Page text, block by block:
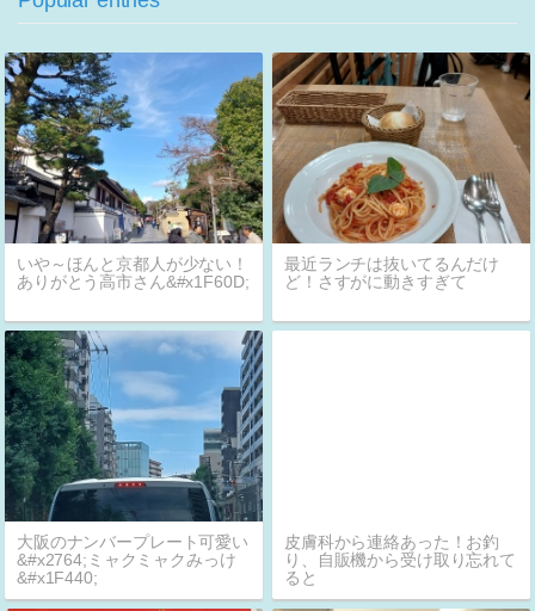
いや～ほんと京都人が少ない！
ありがとう高市さん&#x1F60D;
最近ランチは抜いてるんだけ
ど！さすがに動きすぎて
大阪のナンバープレート可愛い
&#x2764;ミャクミャクみっけ
&#x1F440;
皮膚科から連絡あった！お釣
り、自販機から受け取り忘れて
ると